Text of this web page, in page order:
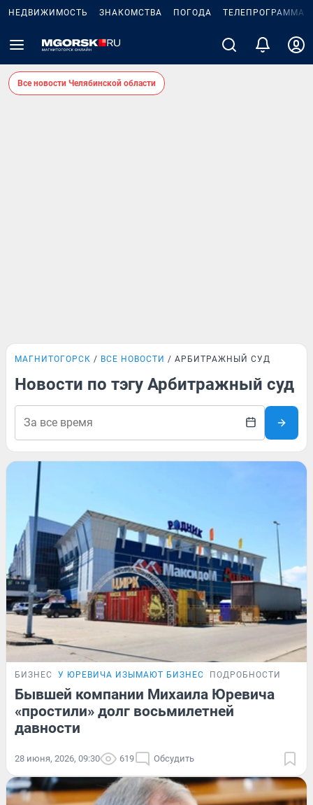
НЕДВИЖИМОСТЬ ЗНАКОМСТВА ПОГОДА ТЕЛЕПРОГРАММА
Все новости Челябинской области
МАГНИТОГОРСК ВСЕ НОВОСТИ АРБИТРАЖНЫЙ СУД
Новости по тэгу Арбитражный суд
БИЗНЕС У ЮРЕВИЧА ИЗЫМАЮТ БИЗНЕС ПОДРОБНОСТИ
Бывшей компании Михаила Юревича
«простили» долг восьмилетней
давности
28 июня, 2026, 09:30 619 Обсудить